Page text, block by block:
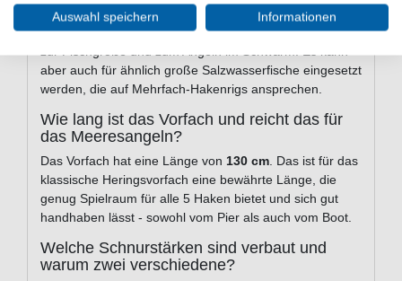
Das Vorfach ist speziell auf den Heringausgelegt. Die
Hakengröße 8 und die Länge von 130 cm passen gut
zur Fischgröße und zum Angeln im Schwarm. Es kann
aber auch für ähnlich große Salzwasserfische eingesetzt
werden, die auf Mehrfach-Hakenrigs ansprechen.
Wie lang ist das Vorfach und reicht das für
das Meeresangeln?
Das Vorfach hat eine Länge von 130 cm. Das ist für das
klassische Heringsvorfach eine bewährte Länge, die
genug Spielraum für alle 5 Haken bietet und sich gut
handhaben lässt - sowohl vom Pier als auch vom Boot.
Welche Schnurstärken sind verbaut und
warum zwei verschiedene?
Auswahl speichern Informationen